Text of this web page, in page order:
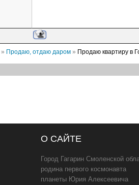
» Продаю, отдаю даром » Продаю квартиру в
О САЙТЕ
Город Гагарин Смоленской
родина первого космонавта
планеты Юрия Алексеевича